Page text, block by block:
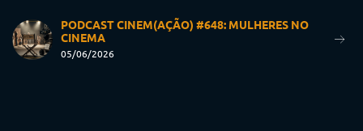
PODCAST CINEM(AÇÃO) #648: MULHERES NO
CINEMA
05/06/2026